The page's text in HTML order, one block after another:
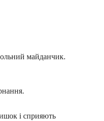
майданчик.
і сприяють